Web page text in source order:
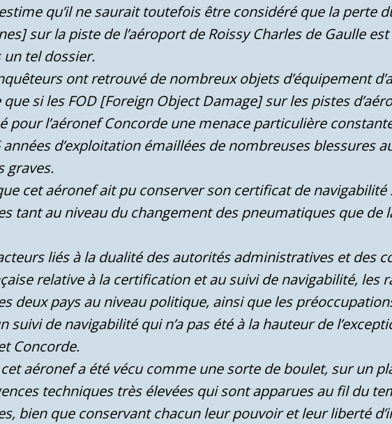
qu’il ne saurait toutefois être considéré que la perte
sur la piste de l’aéroport de Roissy Charles de Gaulle
tel dossier.
ont retrouvé de nombreux objets d’équipement
si les FOD [Foreign Object Damage] sur les pistes
pour l’aéronef Concorde une menace particulière
d’exploitation émaillées de nombreuses blessures
graves.
cet aéronef ait pu conserver son certificat de
tant au niveau du changement des pneumatiques que de
liés à la dualité des autorités administratives et des
relative à la certification et au suivi de navigabilité,
deux pays au niveau politique, ainsi que les
de navigabilité qui n’a pas été à la hauteur de
Concorde.
aéronef a été vécu comme une sorte de boulet, sur un
techniques très élevées qui sont apparues au fil du
bien que conservant chacun leur pouvoir et leur liberté